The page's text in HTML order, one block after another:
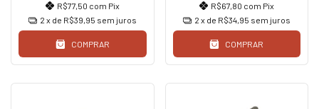
R$77,50 com Pix
2 x de R$39,95 sem juros
COMPRAR
R$67,80 com Pix
2 x de R$34,95 sem juros
COMPRAR